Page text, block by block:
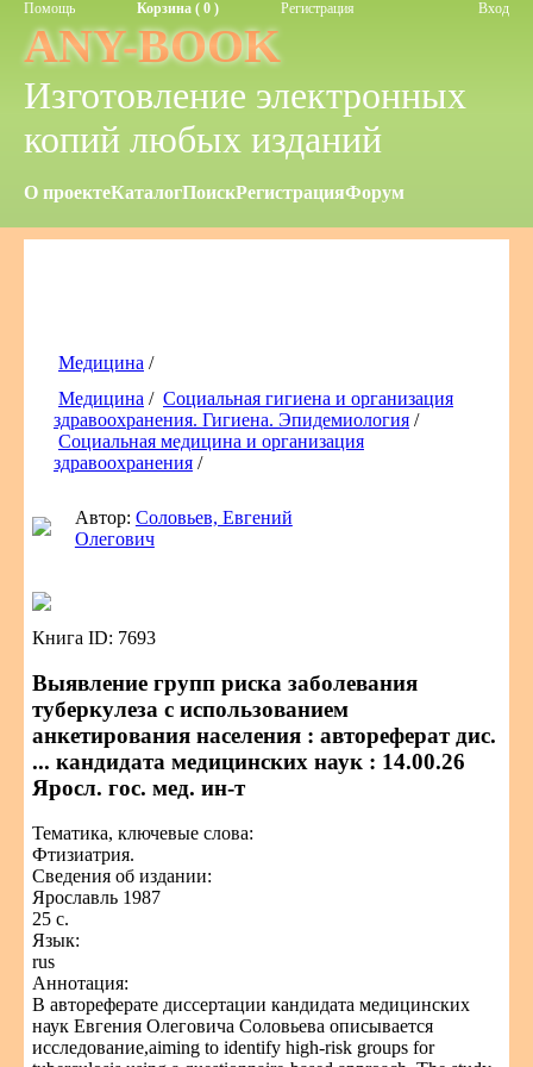
Помощь Корзина ( 0 ) Регистрация Вход
ANY-BOOK
Изготовление электронных
копий любых изданий
О проектеКаталогПоискРегистрацияФорум
Медицина /
Медицина / Социальная гигиена и организация
здравоохранения. Гигиена. Эпидемиология /
Социальная медицина и организация
здравоохранения /
Автор: Соловьев, Евгений
Олегович
Книга ID: 7693
Выявление групп риска заболевания
туберкулеза с использованием
анкетирования населения : автореферат дис.
... кандидата медицинских наук : 14.00.26
Яросл. гос. мед. ин-т
Тематика, ключевые слова:
Фтизиатрия.
Сведения об издании:
Ярославль 1987
25 с.
Язык:
rus
Аннотация:
В автореферате диссертации кандидата медицинских
наук Евгения Олеговича Соловьева описывается
исследование,aiming to identify high-risk groups for